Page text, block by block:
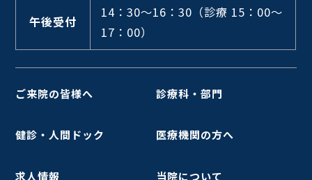
午後受付
14：30～16：30 （診療 15：00～
17：00）
ご来院の皆様へ 診療科・部門
健診・人間ドック 医療機関の方へ
求人情報 当院について